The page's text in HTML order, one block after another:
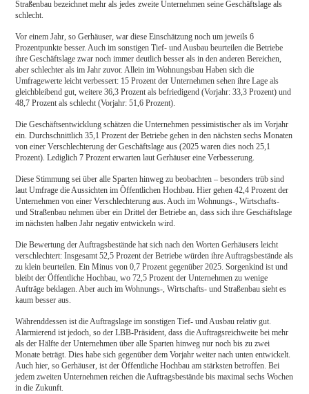
Straßenbau bezeichnet mehr als jedes zweite Unternehmen seine Geschäftslage als
schlecht.
Vor einem Jahr, so Gerhäuser, war diese Einschätzung noch um jeweils 6
Prozentpunkte besser. Auch im sonstigen Tief- und Ausbau beurteilen die Betriebe
ihre Geschäftslage zwar noch immer deutlich besser als in den anderen Bereichen,
aber schlechter als im Jahr zuvor. Allein im Wohnungsbau Haben sich die
Umfragewerte leicht verbessert: 15 Prozent der Unternehmen sehen ihre Lage als
gleichbleibend gut, weitere 36,3 Prozent als befriedigend (Vorjahr: 33,3 Prozent) und
48,7 Prozent als schlecht (Vorjahr: 51,6 Prozent).
Die Geschäftsentwicklung schätzen die Unternehmen pessimistischer als im Vorjahr
ein. Durchschnittlich 35,1 Prozent der Betriebe gehen in den nächsten sechs Monaten
von einer Verschlechterung der Geschäftslage aus (2025 waren dies noch 25,1
Prozent). Lediglich 7 Prozent erwarten laut Gerhäuser eine Verbesserung.
Diese Stimmung sei über alle Sparten hinweg zu beobachten – besonders trüb sind
laut Umfrage die Aussichten im Öffentlichen Hochbau. Hier gehen 42,4 Prozent der
Unternehmen von einer Verschlechterung aus. Auch im Wohnungs-, Wirtschafts-
und Straßenbau nehmen über ein Drittel der Betriebe an, dass sich ihre Geschäftslage
im nächsten halben Jahr negativ entwickeln wird.
Die Bewertung der Auftragsbestände hat sich nach den Worten Gerhäusers leicht
verschlechtert: Insgesamt 52,5 Prozent der Betriebe würden ihre Auftragsbestände als
zu klein beurteilen. Ein Minus von 0,7 Prozent gegenüber 2025. Sorgenkind ist und
bleibt der Öffentliche Hochbau, wo 72,5 Prozent der Unternehmen zu wenige
Aufträge beklagen. Aber auch im Wohnungs-, Wirtschafts- und Straßenbau sieht es
kaum besser aus.
Währenddessen ist die Auftragslage im sonstigen Tief- und Ausbau relativ gut.
Alarmierend ist jedoch, so der LBB-Präsident, dass die Auftragsreichweite bei mehr
als der Hälfte der Unternehmen über alle Sparten hinweg nur noch bis zu zwei
Monate beträgt. Dies habe sich gegenüber dem Vorjahr weiter nach unten entwickelt.
Auch hier, so Gerhäuser, ist der Öffentliche Hochbau am stärksten betroffen. Bei
jedem zweiten Unternehmen reichen die Auftragsbestände bis maximal sechs Wochen
in die Zukunft.